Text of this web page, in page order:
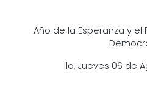
Año de la Esperanza y
Ilo, Jueves 06 de